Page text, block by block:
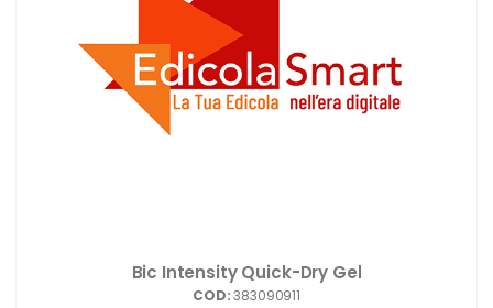
Bic Intensity Quick-Dry Gel
COD:383090911